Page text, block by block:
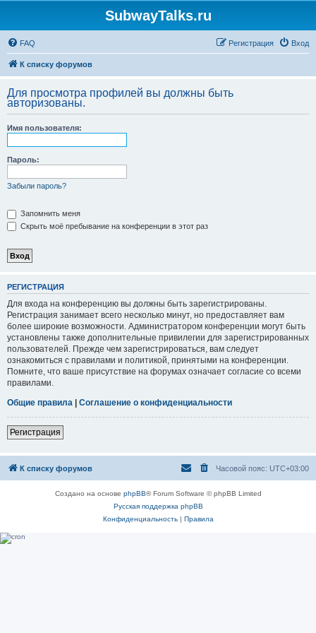
SubwayTalks.ru
FAQ Вход
Регистрация
К списку форумов
Для просмотра профилей вы должны быть
авторизованы.
Имя пользователя:
Пароль:
Забыли пароль?
Запомнить меня
Скрыть моё пребывание на конференции в этот раз
РЕГИСТРАЦИЯ
Для входа на конференцию вы должны быть зарегистрированы.
Регистрация занимает всего несколько минут, но предоставляет вам
более широкие возможности. Администратором конференции могут быть
установлены также дополнительные привилегии для зарегистрированных
пользователей. Прежде чем зарегистрироваться, вам следует
ознакомиться с правилами и политикой, принятыми на конференции.
Помните, что ваше присутствие на форумах означает согласие со всеми
правилами.
Общие правила | Соглашение о конфиденциальности
Регистрация
К списку форумов Часовой пояс: UTC+03:00
Создано на основе phpBB® Forum Software © phpBB Limited
Русская поддержка phpBB
Конфиденциальность| Правила